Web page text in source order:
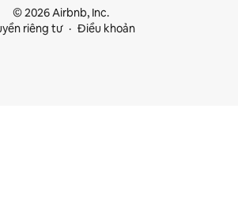
© 2026 Airbnb, Inc.
riêng tư
Điều khoản